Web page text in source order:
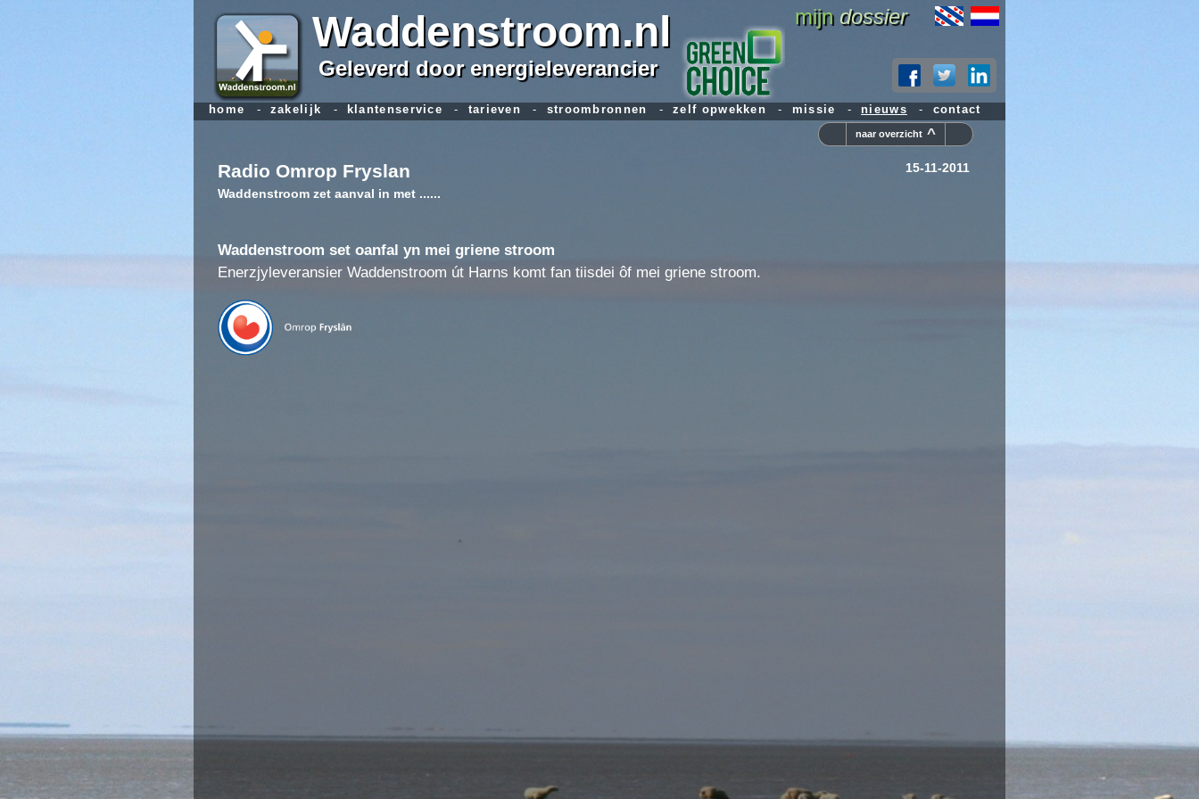
Waddenstroom.nl
Geleverd door energieleverancier
mijn dossier
15-11-2011
Radio Omrop Fryslan
Waddenstroom zet aanval in met ......
Waddenstroom set oanfal yn mei griene stroom
Enerzjyleveransier Waddenstroom út Harns komt fan tiisdei ôf mei griene stroom.
naar overzicht^
home - zakelijk - klantenservice - tarieven - stroombronnen - zelf opwekken - missie - nieuws - contact